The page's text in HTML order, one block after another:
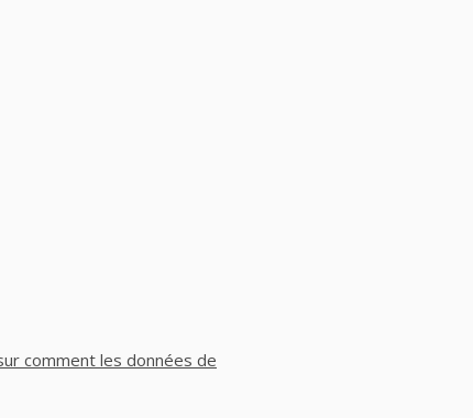
comment les données de